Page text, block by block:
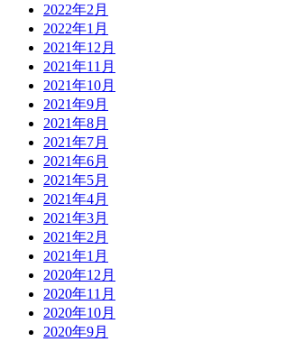
2022年2月
2022年1月
2021年12月
2021年11月
2021年10月
2021年9月
2021年8月
2021年7月
2021年6月
2021年5月
2021年4月
2021年3月
2021年2月
2021年1月
2020年12月
2020年11月
2020年10月
2020年9月